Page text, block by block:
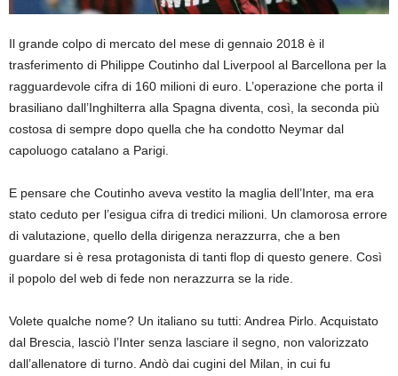
Il grande colpo di mercato del mese di gennaio 2018 è il
trasferimento di Philippe Coutinho dal Liverpool al Barcellona per la
ragguardevole cifra di 160 milioni di euro. L’operazione che porta il
brasiliano dall’Inghilterra alla Spagna diventa, così, la seconda più
costosa di sempre dopo quella che ha condotto Neymar dal
capoluogo catalano a Parigi.
E pensare che Coutinho aveva vestito la maglia dell’Inter, ma era
stato ceduto per l’esigua cifra di tredici milioni. Un clamorosa errore
di valutazione, quello della dirigenza nerazzurra, che a ben
guardare si è resa protagonista di tanti flop di questo genere. Così
il popolo del web di fede non nerazzurra se la ride.
Volete qualche nome? Un italiano su tutti: Andrea Pirlo. Acquistato
dal Brescia, lasciò l’Inter senza lasciare il segno, non valorizzato
dall’allenatore di turno. Andò dai cugini del Milan, in cui fu